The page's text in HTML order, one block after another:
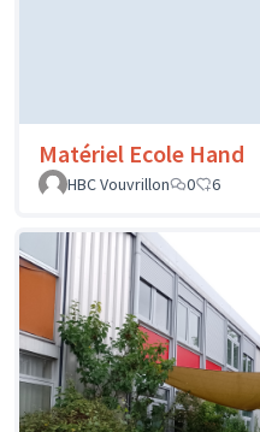
Matériel Ecole Hand
HBC Vouvrillon
0 6